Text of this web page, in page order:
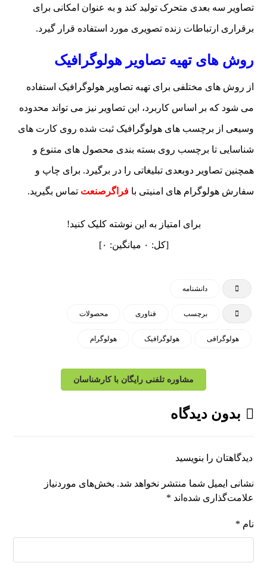
تصاویر سه بعدی متحرک تولید کند و به عنوان امکانی برای
برقراری ارتباطات زنده تصویری مورد استفاده قرار گیرد.
روش های تهیه تصاویر هولوگرافیک
از روش های مختلفی برای تهیه تصاویر هولوگرافیک استفاده
می شود که بر اساس کاربرد، این تصاویر نیز می تواند محدوده
وسیعی از برچسب های هولوگرافیک ثبت شده روی کارت های
شناسایی تا برچسب روی بسته بندی محصول های متنوع و
همچنین تصاویر دوبعدی تبلیغاتی را در برگیرد. برای چاپ و
سفارش هولوگرام های امنیتی بافراگرصنعت تماس بگیرید.
برای امتیاز به این نوشته کلیک کنید!
[کل: ۰ میانگین: ۰]
دانشنامه
برچسب فناوری محصولات
هولوگرافی هولوگرافیک هولوگرام
مشاوره تلفنی رایگان با کارشناسان
بدون دیدگاه
دیدگاهتان را بنویسید
نشانی ایمیل شما منتشر نخواهد شد. بخش‌های موردنیاز
علامت‌گذاری شده‌اند *
نام *